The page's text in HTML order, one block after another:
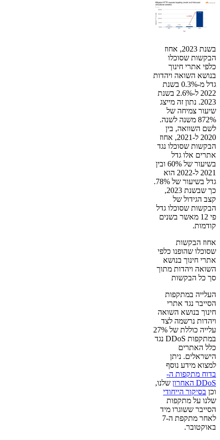
בשנת 2023, אחוז
הבקשות שסוכלו
כלפי אתרי חינוך
בנושא השואה ויהדות
גדל מ-0.3% בשנת
2022 ל-2.6% בשנת
2023. נתון זה מייצג
שיעור צמיחה של
872% משנה לשנה.
לשם השוואה, בין
2020 ל-2021, אחוז
הבקשות שסוכלו נגד
אתרים אלו גדל
בשיעור של 60% ובין
2021 ל-2022 הוא
גדל בשיעור של 78%.
כך שבשנת 2023,
קצב הגידול של
הבקשות שסוכלו גדל
פי 12 מאשר בשנים
קודמות.
אחוז הבקשות
שסוכלו שהופנו כלפי
אתרי חינוך בנושא
השואה ויהדות מתוך
סך כל הבקשות
העלייה במתקפות
הסייבר נגד אתרי
חינוך בנושא השואה
ויהדות נרשמה לצד
עלייה כוללת של 27%
במתקפות DDoS נגד
כלל האתרים
הישראלים. ניתן
למצוא מידע נוסף
בדוח מתקפות ה-
DDoS האחרון
שלנו,
וכן בסיקור הייחודי
שלנו על מתקפות
הסייבר ששוגרו מיד
לאחר מתקפת ה-7
באוקטובר.